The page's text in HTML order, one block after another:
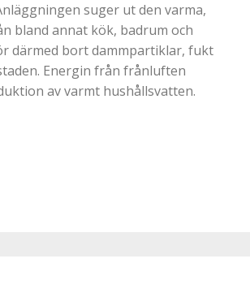
suger ut den varma,
bland annat kök, badrum och
därmed bort dammpartiklar, fukt
Energin från frånluften
av varmt hushållsvatten.